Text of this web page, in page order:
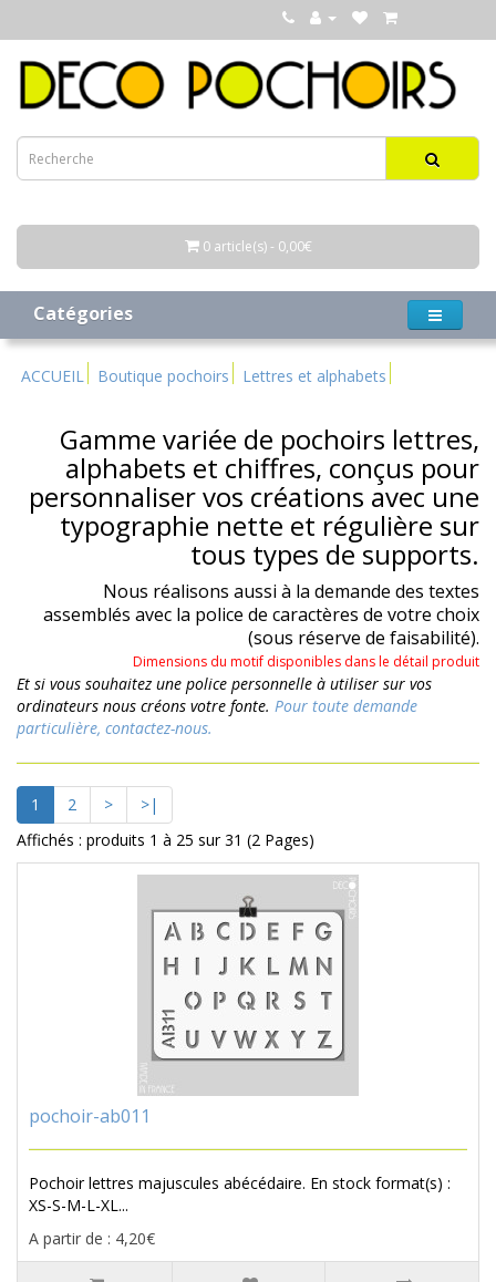
0 article(s) - 0,00€
Catégories
ACCUEIL Boutique pochoirs Lettres et alphabets
Gamme variée de pochoirs lettres,
alphabets et chiffres, conçus pour
personnaliser vos créations avec une
typographie nette et régulière sur
tous types de supports.
Nous réalisons aussi à la demande des textes
assemblés avec la police de caractères de votre choix
(sous réserve de faisabilité).
Dimensions du motif disponibles dans le détail produit
Et si vous souhaitez une police personnelle à utiliser sur vos
ordinateurs nous créons votre fonte. Pour toute demande
particulière, contactez-nous.
1 2 >
>|
Affichés : produits 1 à 25 sur 31 (2 Pages)
pochoir-ab011
Pochoir lettres majuscules abécédaire. En stock format(s) :
XS-S-M-L-XL...
A partir de : 4,20€